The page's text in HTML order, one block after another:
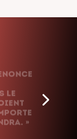
le
»